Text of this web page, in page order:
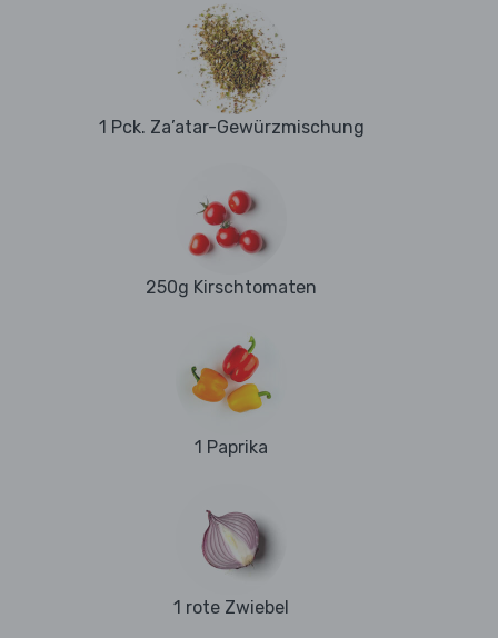
1 Pck. Za’atar-Gewürzmischung
250g Kirschtomaten
1 Paprika
1 rote Zwiebel